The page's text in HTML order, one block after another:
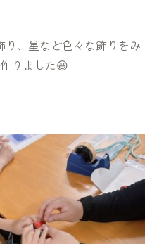
、星など色々な飾りをみ
りました😆